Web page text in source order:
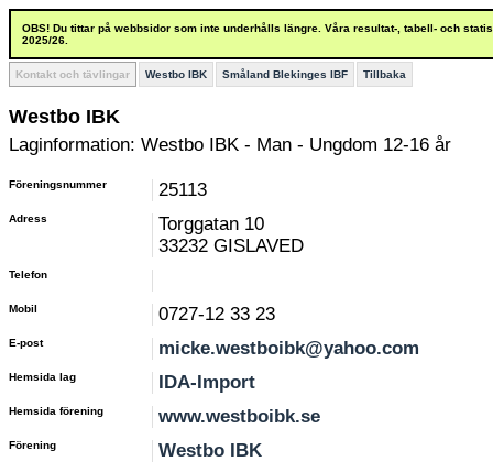
OBS! Du tittar på webbsidor som inte underhålls längre. Våra resultat-, tabell- och
2025/26.
Kontakt och tävlingar Westbo IBK Småland Blekinges IBF Tillbaka
Westbo IBK
Laginformation: Westbo IBK - Man - Ungdom 12-16 år
Föreningsnummer 25113
Adress
Torggatan 10
33232 GISLAVED
Telefon
Mobil 0727-12 33 23
E-post micke.westboibk@yahoo.com
Hemsida lag IDA-Import
Hemsida förening www.westboibk.se
Förening Westbo IBK